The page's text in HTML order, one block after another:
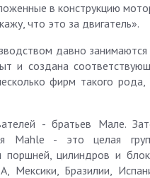
в конструкцию
что это за двигатель».
давно занимаются
и создана
фирм такого рода,
- братьев Мале.
Mahle - это целая
поршней, цилиндров и
Мексики, Бразилии,